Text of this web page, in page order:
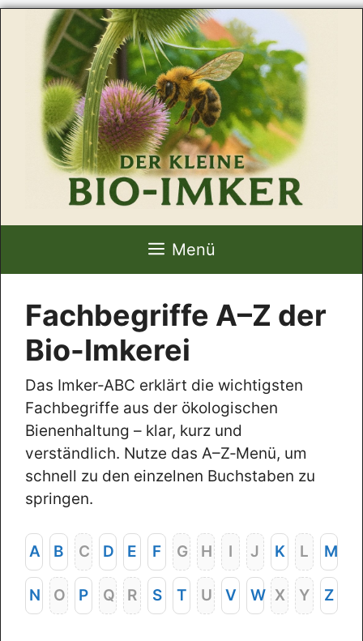
springen
Menü
Fachbegriffe A–Z der
Bio-Imkerei
Das Imker‑ABC erklärt die wichtigsten
Fachbegriffe aus der ökologischen
Bienenhaltung – klar, kurz und
verständlich. Nutze das A–Z‑Menü, um
schnell zu den einzelnen Buchstaben zu
springen.
A B C D E F G H I J K L M
N O P Q R S T U V W X Y Z